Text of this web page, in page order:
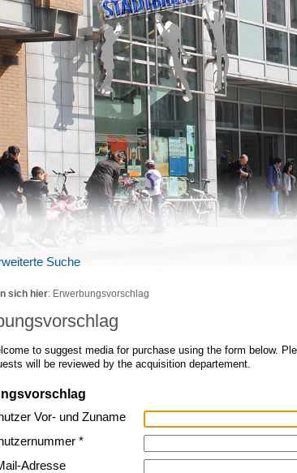
Suche
sich hier: Erwerbungsvorschlag
to suggest media for purchase using the form below.
will be reviewed by the acquisition departement.
Vor- und Zuname
*
Adresse